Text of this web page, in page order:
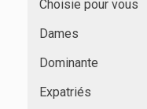
Choisie pour vous
Dames
Dominante
Expatriés